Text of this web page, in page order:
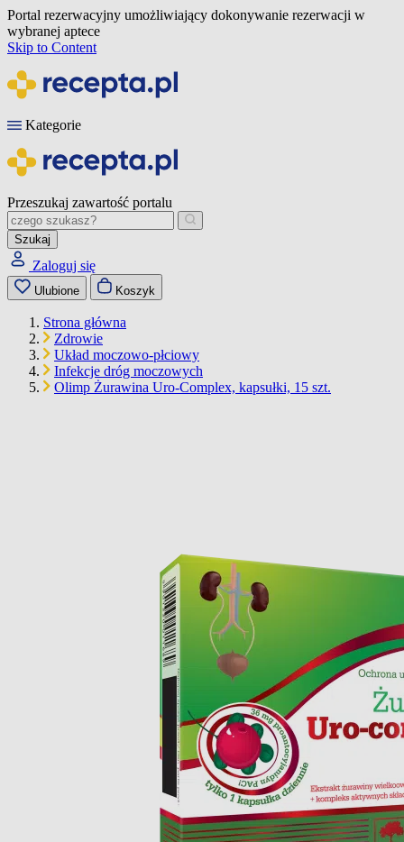
Portal rezerwacyjny umożliwiający dokonywanie rezerwacji w
wybranej aptece
Skip to Content
Kategorie
Przeszukaj zawartość portalu
Szukaj
Zaloguj się
Ulubione Koszyk
Strona główna
Zdrowie
Układ moczowo-płciowy
Infekcje dróg moczowych
Olimp Żurawina Uro-Complex, kapsułki, 15 szt.